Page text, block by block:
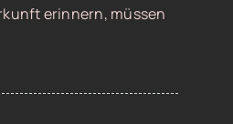
erinnern, müssen